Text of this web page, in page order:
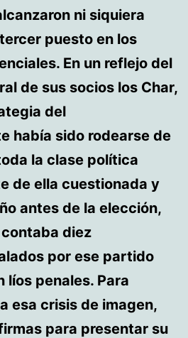
ni siquiera
puesto en los
En un reflejo del
de sus socios los Char,
del
había sido rodearse de
la clase política
de ella cuestionada y
antes de la elección,
diez
por ese partido
líos penales. Para
esa crisis de imagen,
para presentar su